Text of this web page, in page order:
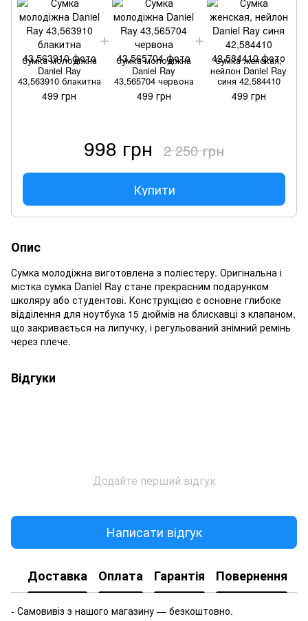
Сумка молодіжна
Daniel Ray
43,563910 блакитна
499 грн
Сумка молодіжна
Daniel Ray
43,565704 червона
499 грн
Сумка женская,
нейлон Daniel Ray
синя 42,584410
499 грн
998 грн 2 250 грн
Купити
Опис
Сумка молодіжна виготовлена з поліестеру. Оригінальна і
містка сумка Daniel Ray стане прекрасним подарунком
школяру або студентові. Конструкцією є основне глибоке
відділення для ноутбука 15 дюймів на блискавці з клапаном,
що закривається на липучку, і регульований знімний ремінь
через плече.
Відгуки
Додайте перший відгук
Написати відгук
Доставка Оплата Гарантія Повернення
- Самовивіз з нашого магазину — безкоштовно.